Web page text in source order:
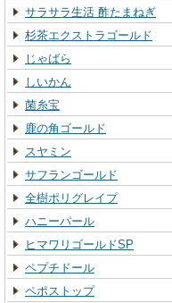
サラサラ生活 酢たまねぎ
杉茶エクストラゴールド
じゃばら
しいかん
菌糸宝
鹿の角ゴールド
スヤミン
サフランゴールド
全樹ポリグレイプ
ハニーパール
ヒマワリゴールドSP
ペプチドール
ペポストップ